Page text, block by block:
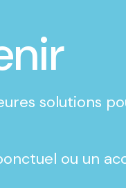
solutions
ou un